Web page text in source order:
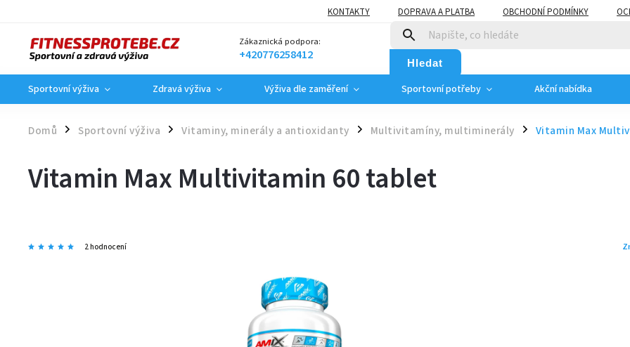
KONTAKTY DOPRAVA A PLATBA OBCHODNÍ PODMÍNKY
Zákaznická podpora:
+420776258412 Hledat
Sportovní výživa Zdravá výživa Výživa dle zaměření Sportovní potřeby Akční nabídka
Domů / Sportovní výživa / Vitaminy, minerály a antioxidanty / Multivitamíny, multiminerály / Vitamin Max
Vitamin Max Multivitamin 60 tablet
2 hodnocení